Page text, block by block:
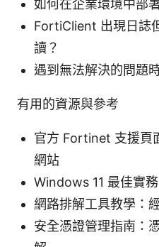
如何在企業環境中部
FortiClient 出現日誌
讀？
遇到無法解決的問題
有用的資源與參考
官方 Fortinet 支援頁
網站
Windows 11 最佳實
網路排解工具教學：
安全憑證管理指南：